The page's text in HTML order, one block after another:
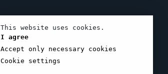
This website uses cookies.
I agree
Accept only necessary cookies
Cookie settings